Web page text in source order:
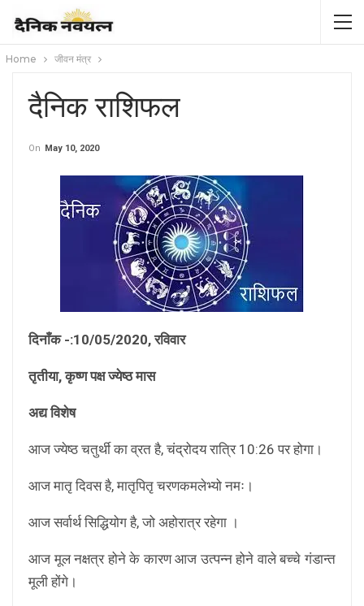
Home जीवन मंत्र
दैनिक राशिफल
On May 10, 2020
दिनाँक -:10/05/2020, रविवार
तृतीया, कृष्ण पक्ष ज्येष्ठ मास
अद्य विशेष
आज ज्येष्ठ चतुर्थी का व्रत है, चंद्रोदय रात्रि 10:26 पर होगा।
आज मातृ दिवस है, मातृपितृ चरणकमलेभ्यो नमः।
आज सर्वार्थ सिद्धियोग है, जो अहोरात्र रहेगा ।
आज मूल नक्षत्र होने के कारण आज उत्पन्न होने वाले बच्चे गंडान्त
मूली होंगे।